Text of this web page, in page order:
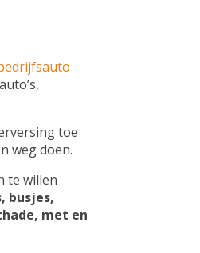
toe
weg doen.
te willen
busjes,
met en